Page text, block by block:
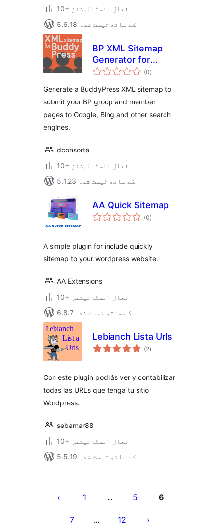
10+ فعال انسٹالیشنز
5.6.18 کے ساتھ ٹیسٹ شدہ
BP XML Sitemap
Generator for
Buddypress by
(0مجموعی
درجہ
)
Generate a BuddyPress XML sitemap to
submit your BP group and member
pages to Google, Bing and other search
engines.
dconsorte
10+ فعال انسٹالیشنز
5.1.23 کے ساتھ ٹیسٹ شدہ
AA Quick Sitemap
(0مجموعی
درجہ
)
A simple plugin for include quickly
sitemap to your wordpress website.
AA Extensions
10+ فعال انسٹالیشنز
6.8.7 کے ساتھ ٹیسٹ شدہ
Lebianch Lista Urls
(2مجموعی
درجہ
)
Con este plugin podrás ver y contabilizar
todas las URLs que tenga tu sitio
Wordpress.
sebamar88
10+ فعال انسٹالیشنز
5.5.19 کے ساتھ ٹیسٹ شدہ
pagination
1 … 5 6
7 … 12